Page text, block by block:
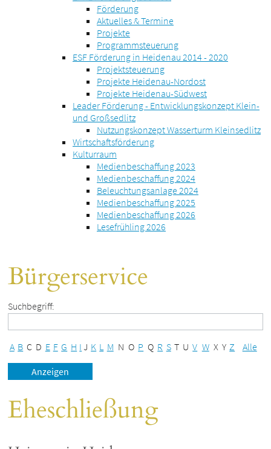
Förderung
Aktuelles & Termine
Projekte
Programmsteuerung
ESF Förderung in Heidenau 2014 - 2020
Projektsteuerung
Projekte Heidenau-Nordost
Projekte Heidenau-Südwest
Leader Förderung - Entwicklungskonzept Klein-
und Großsedlitz
Nutzungskonzept Wasserturm Kleinsedlitz
Wirtschaftsförderung
Kulturraum
Medienbeschaffung 2023
Medienbeschaffung 2024
Beleuchtungsanlage 2024
Medienbeschaffung 2025
Medienbeschaffung 2026
Lesefrühling 2026
Bürgerservice
Suchbegriff:
A B C D E F G H I J K L M N O P Q R S T U V W X Y Z Alle
Eheschließung